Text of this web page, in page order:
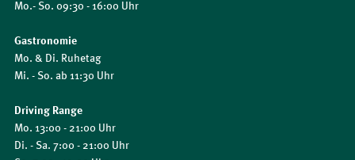
Mo.- So. 09:30 - 16:00 Uhr
Gastronomie
Mo. & Di. Ruhetag
Mi. - So. ab 11:30 Uhr
Driving Range
Mo. 13:00 - 21:00 Uhr
Di. - Sa. 7:00 - 21:00 Uhr